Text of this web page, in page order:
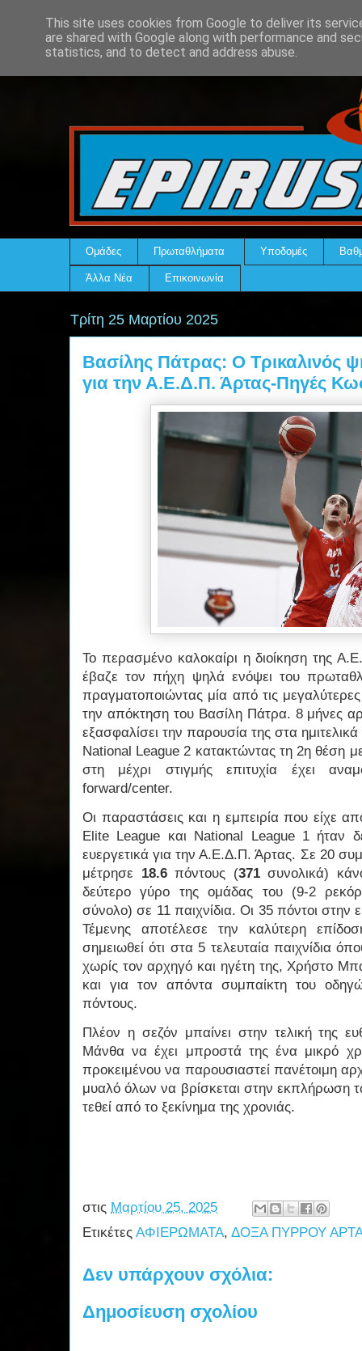
Ομάδες Πρωταθλήματα Υποδομές
Άλλα Νέα Επικοινωνία
Τρίτη 25 Μαρτίου 2025
Βασίλης Πάτρας: Ο Τρικαλινός
για την Α.Ε.Δ.Π. Άρτας-Πηγές
Το περασμένο καλοκαίρι η διοίκηση της
έβαζε τον πήχη ψηλά ενόψει του
πραγματοποιώντας μία από τις
την απόκτηση του Βασίλη Πάτρα. 8 μήνες
εξασφαλίσει την παρουσία της στα
National League 2 κατακτώντας τη 2η θέση
στη μέχρι στιγμής επιτυχία έχει
forward/center.
Οι παραστάσεις και η εμπειρία που είχε
Elite League και National League 1 ήταν
ευεργετικά για την Α.Ε.Δ.Π. Άρτας. Σε 20
μέτρησε 18.6πόντους (371συνολικά)
δεύτερο γύρο της ομάδας του (9-2
σύνολο) σε 11 παιχνίδια. Οι 35 πόντοι στην
Τέμενης αποτέλεσε την καλύτερη
σημειωθεί ότι στα 5 τελευταία παιχνίδια
χωρίς τον αρχηγό και ηγέτη της, Χρήστο
και για τον απόντα συμπαίκτη του
πόντους.
Πλέον η σεζόν μπαίνει στην τελική της
Μάνθα να έχει μπροστά της ένα μικρό
προκειμένου να παρουσιαστεί πανέτοιμη
μυαλό όλων να βρίσκεται στην εκπλήρωση
τεθεί από το ξεκίνημα της χρονιάς.
στις Μαρτίου 25, 2025
Ετικέτες ΑΦΙΕΡΩΜΑΤΑ, ΔΟΞΑ ΠΥΡΡΟΥ
Δεν υπάρχουν σχόλια:
Δημοσίευση σχολίου
This site uses cookies from Google to deliver its
are shared with Google along with performance and
statistics, and to detect and address abuse.